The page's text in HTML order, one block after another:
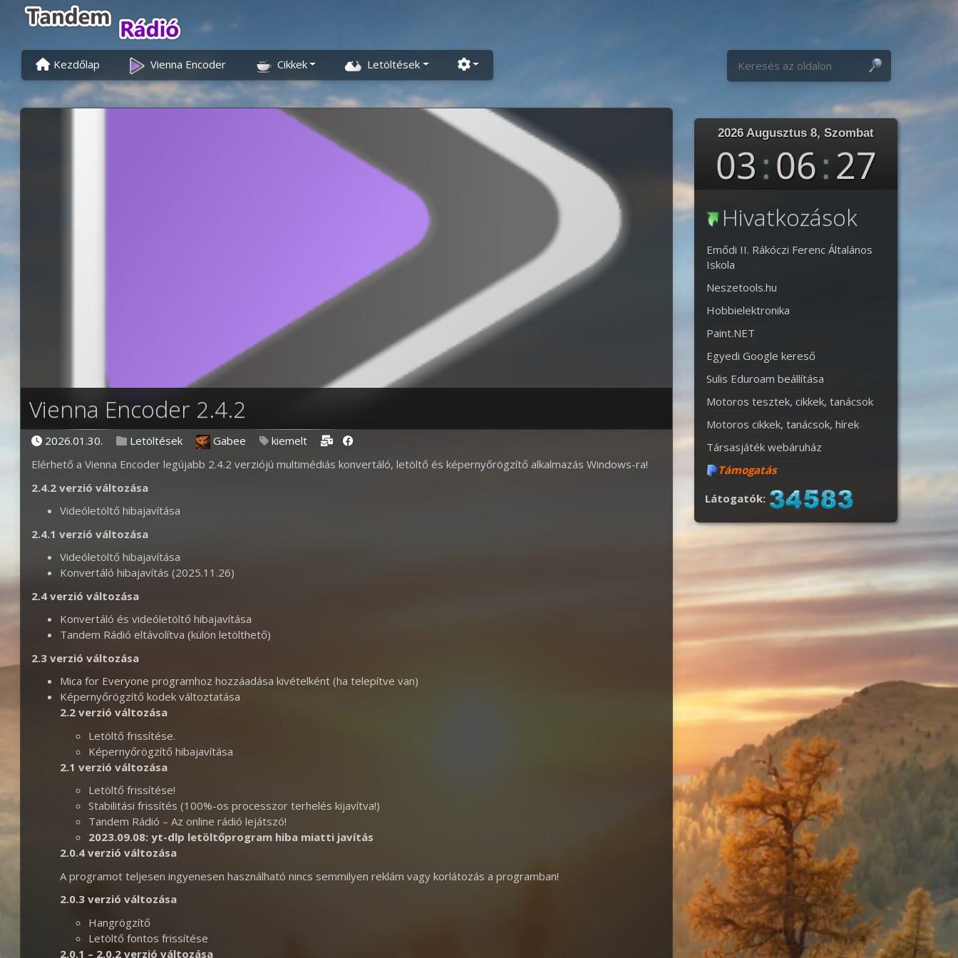
Kezdőlap Vienna Encoder Cikkek Letöltések Beállítások Keresés:
Vienna Encoder 2.4.2
Posted on
2026.01.30. Posted in
Letöltések Posted by
Gabee Tags:
kiemelt
Elérhető a Vienna Encoder legújabb 2.4.2 verziójú multimédiás konvertáló, letöltő és képernyőrögzítő alkalmazás Windows-ra!
2.4.2 verzió változása
Videóletöltő hibajavítása
2.4.1 verzió változása
Videóletöltő hibajavítása
Konvertáló hibajavítás (2025.11.26)
2.4 verzió változása
Konvertáló és videóletöltő hibajavítása
Tandem Rádió eltávolítva (külön letölthető)
2.3 verzió változása
Mica for Everyone programhoz hozzáadása kivételként (ha telepítve van)
Képernyőrögzítő kodek változtatása
2.2 verzió változása
Letöltő frissítése.
Képernyőrögzítő hibajavítása
2.1 verzió változása
Letöltő frissítése!
Stabilitási frissítés (100%-os processzor terhelés kijavítva!)
Tandem Rádió – Az online rádió lejátszó!
2023.09.08: yt-dlp letöltőprogram hiba miatti javítás
2.0.4 verzió változása
A programot teljesen ingyenesen használható nincs semmilyen reklám vagy korlátozás a programban!
2.0.3 verzió változása
Hangrögzítő
Letöltő fontos frissítése
2.0.1 – 2.0.2 verzió változása
2026 Augusztus 8, Szombat
03:06:29
Hivatkozások
Emődi II. Rákóczi Ferenc Általános
Iskola
Neszetools.hu
Hobbielektronika
Paint.NET
Egyedi Google kereső
Sulis Eduroam beállítása
Motoros tesztek, cikkek, tanácsok
Motoros cikkek, tanácsok, hírek
Társasjáték webáruház
Támogatás
Látogatók: